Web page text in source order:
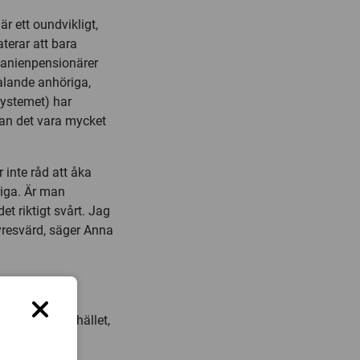
ett oundvikligt,
att bara
anhöriga,
har
det vara mycket
inte råd att åka
Är man
riktigt svårt. Jag
säger Anna
samhället,